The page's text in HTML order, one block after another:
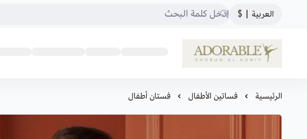
العربية |
$
ADORABLE
الرئيسية فساتين الأطفال فستان أطفال